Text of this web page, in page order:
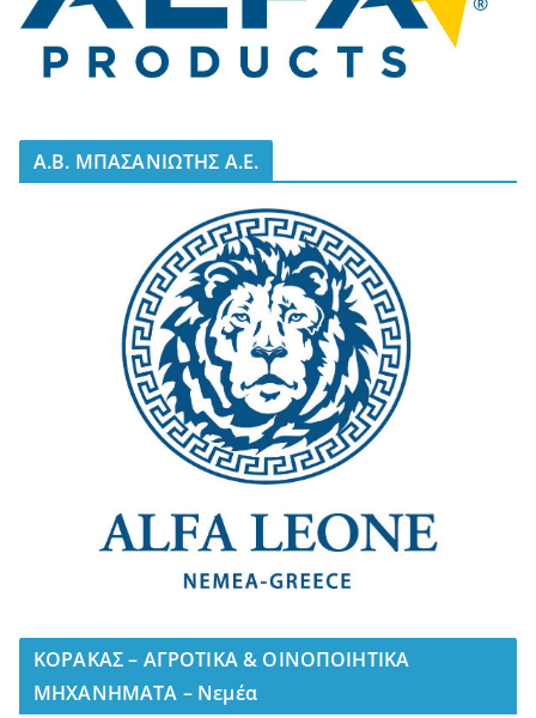
A.B. ΜΠΑΣΑΝΙΩΤΗΣ Α.Ε.
ΚΟΡΑΚΑΣ – ΑΓΡΟΤΙΚΑ & ΟΙΝΟΠΟΙΗΤΙΚΑ
ΜΗΧΑΝΗΜΑΤΑ – Νεμέα